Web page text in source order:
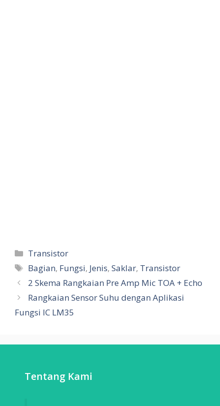
Categories
Transistor
Tags
Bagian, Fungsi, Jenis,Saklar, Transistor
2 Skema Rangkaian Pre Amp Mic TOA + Echo
Rangkaian Sensor Suhu dengan Aplikasi
Fungsi IC LM35
Tentang Kami